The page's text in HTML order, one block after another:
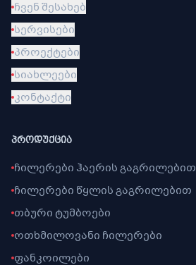
ჩვენ შესახებ
სერვისები
პროექტები
სიახლეები
კონტაქტი
ᲞᲠᲝᲓᲣᲥᲪᲘᲐ
ჩილერები ჰაერის გაგრილებით
ჩილერები წყლის გაგრილებით
თბური ტუმბოები
ოთხმილოვანი ჩილერები
ფანკოილები